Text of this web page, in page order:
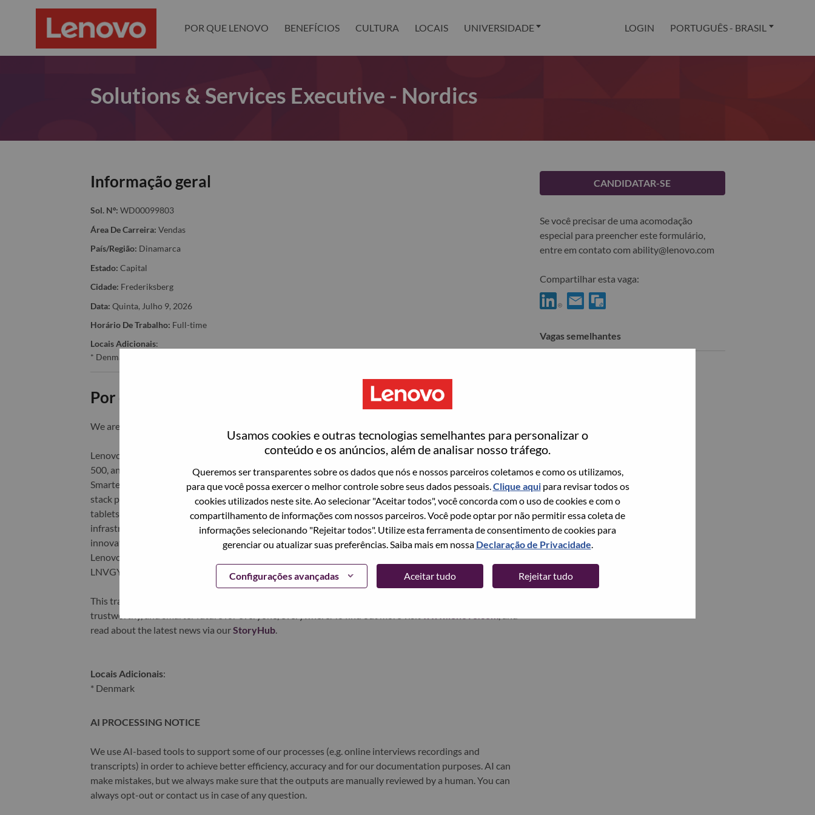
Usamos cookies e outras tecnologias semelhantes para personalizar o
conteúdo e os anúncios, além de analisar nosso tráfego.
Queremos ser transparentes sobre os dados que nós e nossos parceiros coletamos e como os utilizamos,
para que você possa exercer o melhor controle sobre seus dados pessoais.Clique aquipara revisar todos os
cookies utilizados neste site. Ao selecionar "Aceitar todos", você concorda com o uso de cookies e com o
compartilhamento de informações com nossos parceiros. Você pode optar por não permitir essa coleta de
informações selecionando "Rejeitar todos". Utilize esta ferramenta de consentimento de cookies para
gerenciar ou atualizar suas preferências. Saiba mais em nossa Declaração de Privacidade.
Configurações avançadas Aceitar tudo Rejeitar tudo
POR QUE LENOVO BENEFÍCIOS CULTURA LOCAIS UNIVERSIDADE LOGIN PORTUGUÊS - BRASIL
Solutions & Services Executive - Nordics
Informação geral
Sol. Nº: WD00099803
Área De Carreira: Vendas
País/Região: Dinamarca
Estado: Capital
Cidade: Frederiksberg
Data: Quinta, Julho 9, 2026
Horário De Trabalho: Full-time
Locais Adicionais:
* Denmark
Por que trabalhar na Lenovo
We are Lenovo. We do what we say. We own what we do. We WOW our customers.
Lenovo is a US$83 billion revenue global technology powerhouse, ranked #153 in the Fortune Global
500, and serving millions of customers every day in 180 markets. Focused on a bold vision to deliver
Smarter Technology for All, Lenovo has built on its success as the world’s largest PC company with a full-
stack portfolio of AI-enabled, AI-ready, and AI-optimized devices (PCs, workstations, smartphones,
tablets), infrastructure (server, storage, edge, high performance computing and software defined
infrastructure), software, solutions, and services. Lenovo’s continued investment in world-changing
innovation is building a more equitable, trustworthy, and smarter future for everyone, everywhere.
Lenovo is listed on the Hong Kong stock exchange under Lenovo Group Limited (HKSE: 992) (ADR:
LNVGY).
This transformation together with Lenovo’s world-changing innovation is building a more inclusive,
trustworthy, and smarter future for everyone, everywhere. To find out more visit
read about the latest news via ourStoryHub.
Locais Adicionais:
* Denmark
AI PROCESSING NOTICE
We use AI-based tools to support some of our processes (e.g. online interviews recordings and
transcripts) in order to achieve better efficiency, accuracy and for our documentation purposes. AI can
make mistakes, but we always make sure that the outputs are manually reviewed by a human. You can
always opt-out or contact us in case of any question.
CANDIDATAR-SE
Se você precisar de uma acomodação
especial para preencher este formulário,
entre em contato com ability@lenovo.com
Compartilhar esta vaga:
Vagas semelhantes